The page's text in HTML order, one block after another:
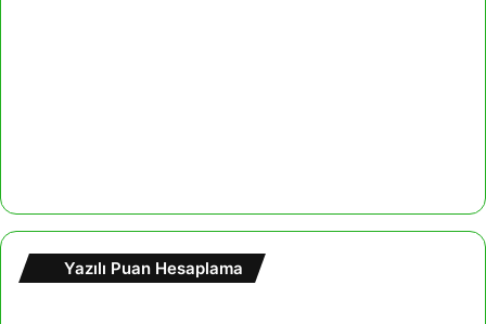
Yazılı Puan Hesaplama